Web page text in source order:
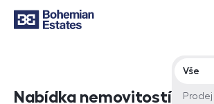
Nabídka nemovitostí
Typ
Vše
Prodej